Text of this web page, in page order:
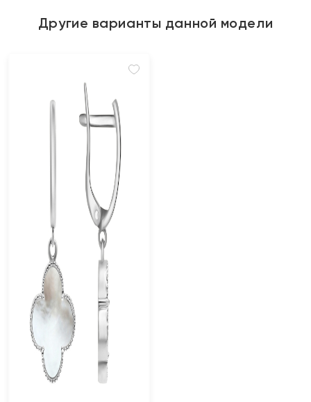
Другие варианты данной модели